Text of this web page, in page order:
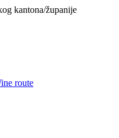
kantona/županije